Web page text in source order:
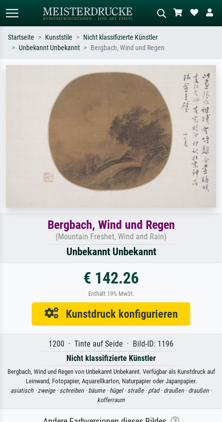
Suchen Sie nach Künstlern, Werktiteln
oder Stilen – z.B. Monet,
Sternennacht, Impressionismus, Welle
Hokusai, Akt.
Beschreiben Sie die Szene – z.B. Grüne
Wiese, Abstrakt mit viel Rot, Dunkles
Ölgemälde, Stehender Akt neben einem
Baum.
Startseite Kunststile
Nicht klassifizierte Künstler
Unbekannt Unbekannt
Bergbach, Wind und Regen
Bergbach, Wind und Regen
(Mountain Freshet, Wind and Rain)
Unbekannt Unbekannt
€ 142.26
Enthält 19% MwSt.
Kunstdruck konfigurieren
1200 · Tinte auf Seide · Bild-ID: 1196
Nicht klassifizierte Künstler
Bergbach, Wind und Regen von Unbekannt Unbekannt. Verfügbar als Kunstdruck auf
Leinwand, Fotopapier, Aquarellkarton, Naturpapier oder Japanpapier.
asiatisch ·zweige · schreiben · bäume · hügel · straße · pfad · draußen · draußen ·
kofferraum